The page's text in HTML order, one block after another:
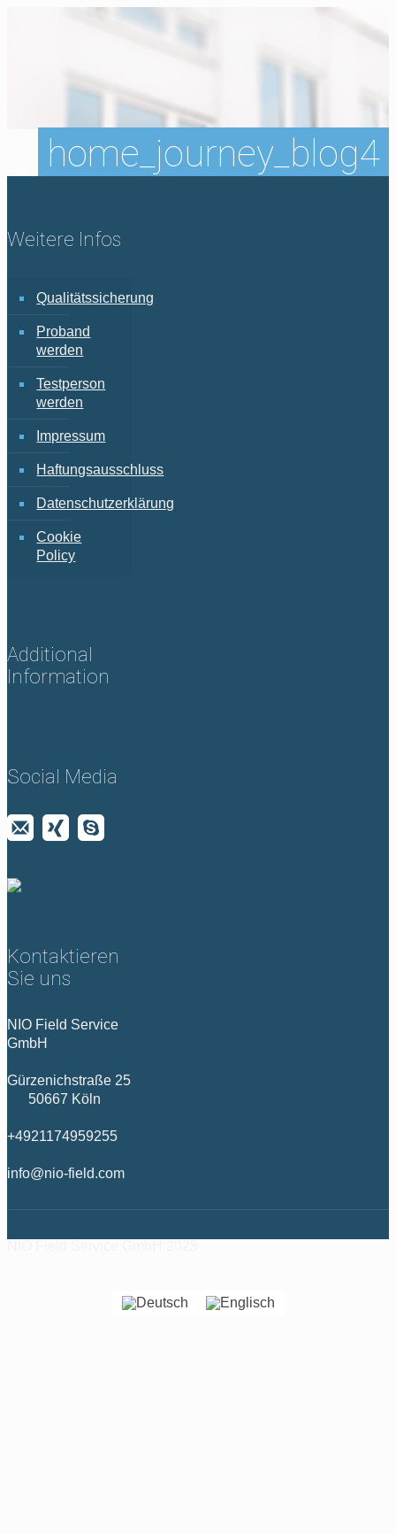
home_journey_blog4
Weitere Infos
Qualitätssicherung
Proband
werden
Testperson
werden
Impressum
Haftungsausschluss
Datenschutzerklärung
Cookie
Policy
Additional
Information
Social Media
Kontaktieren
Sie uns
NIO Field Service
GmbH
Gürzenichstraße 25
50667 Köln
+4921174959255
info@nio-field.com